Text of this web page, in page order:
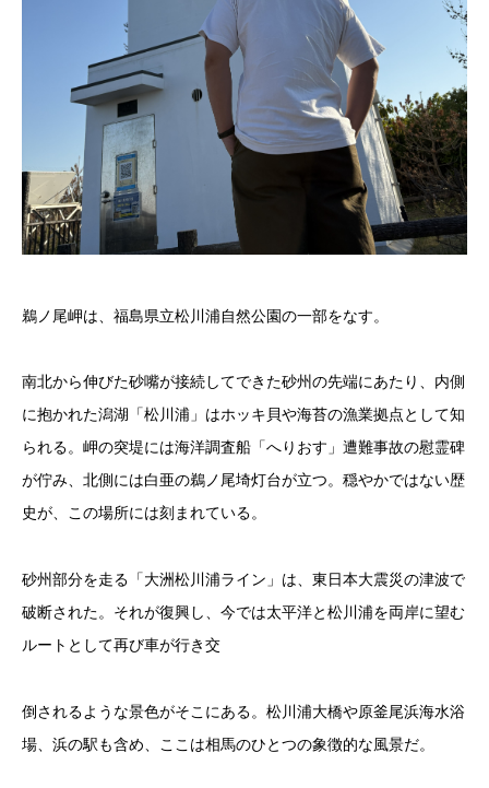
鵜ノ尾岬は、福島県立松川浦自然公園の一部をなす。
南北から伸びた砂嘴が接続してできた砂州の先端にあたり、内側
に抱かれた潟湖「松川浦」はホッキ貝や海苔の漁業拠点として知
られる。岬の突堤には海洋調査船「へりおす」遭難事故の慰霊碑
が佇み、北側には白亜の鵜ノ尾埼灯台が立つ。穏やかではない歴
史が、この場所には刻まれている。
砂州部分を走る「大洲松川浦ライン」は、東日本大震災の津波で
破断された。それが復興し、今では太平洋と松川浦を両岸に望む
ルートとして再び車が行き交
倒されるような景色がそこにある。松川浦大橋や原釜尾浜海水浴
場、浜の駅も含め、ここは相馬のひとつの象徴的な風景だ。